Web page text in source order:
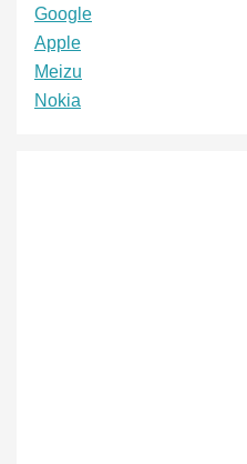
Google
Apple
Meizu
Nokia